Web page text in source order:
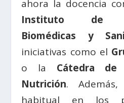
ahora la docencia
Instituto de
Biomédicas y
iniciativas como el
o la Cátedra de
Nutrición.
habitual en los